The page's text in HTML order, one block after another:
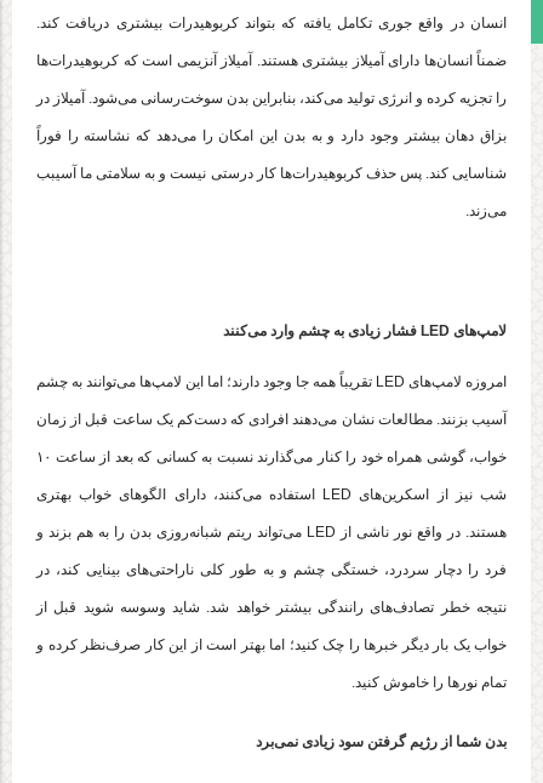
مجوز سایت
انسان در واقع جوری تکامل یافته که بتواند کربوهیدرات بیشتری دریافت کند.
ضمناً انسان‌ها دارای آمیلاز بیشتری هستند. آمیلاز آنزیمی است که کربوهیدرات‌ها
را تجزیه کرده و انرژی تولید می‌کند، بنابراین بدن سوخت‌رسانی می‌شود. آمیلاز در
بزاق دهان بیشتر وجود دارد و به بدن این امکان را می‌دهد که نشاسته را فوراً
شناسایی کند. پس حذف کربوهیدرات‌ها کار درستی نیست و به سلامتی ما آسیبب
می‌زند.
لامپ‌های LED فشار زیادی به چشم وارد می‌کنند
امروزه لامپ‌های LED تقریباً همه جا وجود دارند؛ اما این لامپ‌ها می‌توانند به چشم
آسیب بزنند. مطالعات نشان می‌دهند افرادی که دست‌کم یک ساعت قبل از زمان
خواب، گوشی همراه خود را کنار می‌گذارند نسبت به کسانی که بعد از ساعت ۱۰
شب نیز از اسکرین‌های LED‌ استفاده می‌کنند، دارای الگوهای خواب بهتری
هستند. در واقع نور ناشی از LED می‌تواند ریتم شبانه‌روزی بدن را به هم بزند و
فرد را دچار سردرد، خستگی چشم و به طور کلی ناراحتی‌های بینایی کند، در
نتیجه خطر تصادف‌های رانندگی بیشتر خواهد شد. شاید وسوسه شوید قبل از
خواب یک بار دیگر خبرها را چک کنید؛ اما بهتر است از این کار صرف‌نظر کرده و
تمام نورها را خاموش کنید.
بدن شما از رژیم گرفتن سود زیادی نمی‌برد